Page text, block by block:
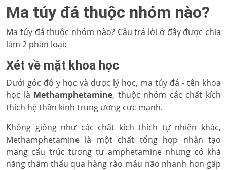
Ma túy đá thuộc nhóm nào?
Ma túy đá thuộc nhóm nào? Câu trả lời ở đây được chia
làm 2 phân loại:
Xét về mặt khoa học
Dưới góc độ y học và dược lý học, ma túy đá - tên khoa
học là Methamphetamine, thuộc nhóm các chất kích
thích hệ thần kinh trung ương cực mạnh.
Không giống như các chất kích thích tự nhiên khác,
Methamphetamine là một chất tổng hợp nhân tạo
mang cấu trúc tương tự amphetamine nhưng có khả
năng thẩm thấu qua hàng rào máu não nhanh hơn gấp